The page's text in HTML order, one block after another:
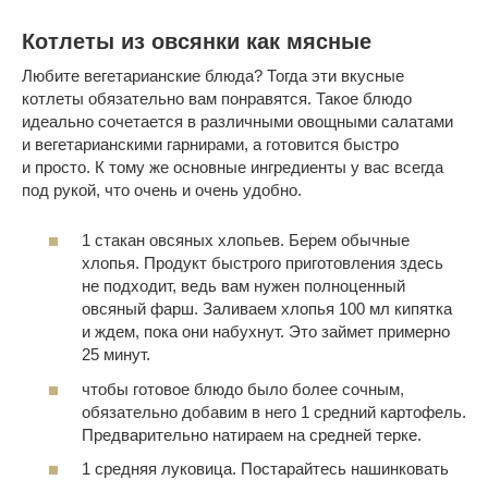
Котлеты из овсянки как мясные
Любите вегетарианские блюда? Тогда эти вкусные
котлеты обязательно вам понравятся. Такое блюдо
идеально сочетается в различными овощными салатами
и вегетарианскими гарнирами, а готовится быстро
и просто. К тому же основные ингредиенты у вас всегда
под рукой, что очень и очень удобно.
1 стакан овсяных хлопьев. Берем обычные
хлопья. Продукт быстрого приготовления здесь
не подходит, ведь вам нужен полноценный
овсяный фарш. Заливаем хлопья 100 мл кипятка
и ждем, пока они набухнут. Это займет примерно
25 минут.
чтобы готовое блюдо было более сочным,
обязательно добавим в него 1 средний картофель.
Предварительно натираем на средней терке.
1 средняя луковица. Постарайтесь нашинковать